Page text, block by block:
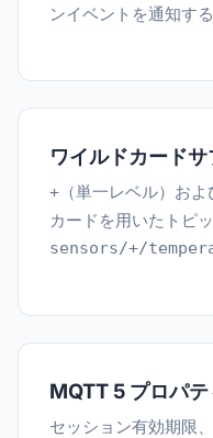
ンイベントを通知す
ワイルドカード
+ （単一レベル）およ
カードを用いたトピ
sensors/+/
MQTT 5 プロパテ
セッション有効期限